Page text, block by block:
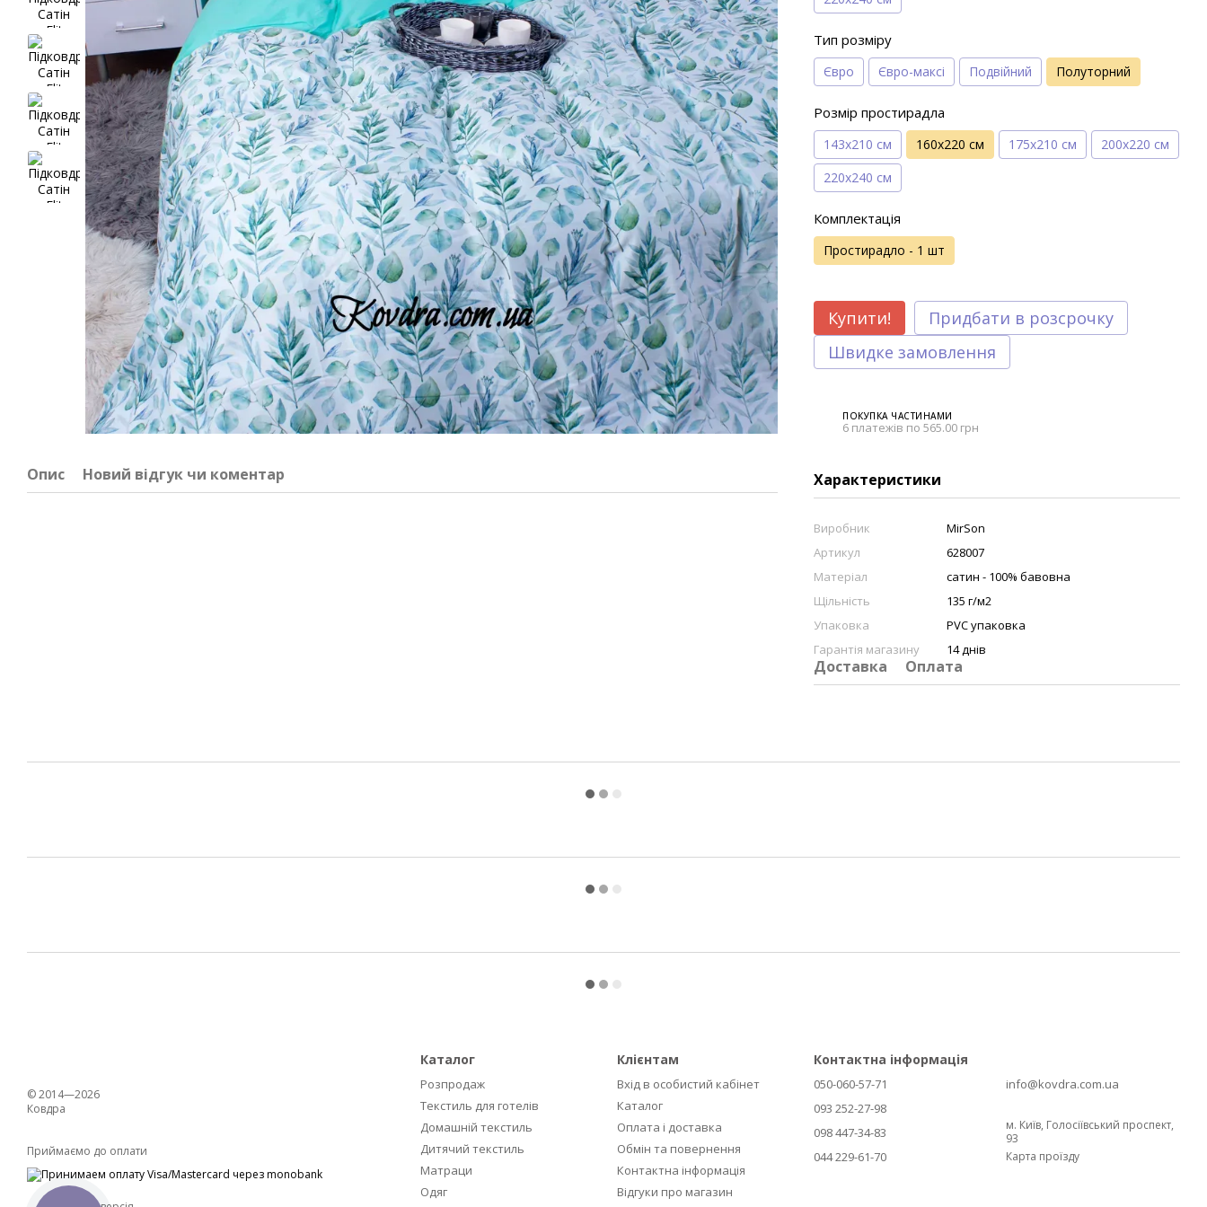
Опис Новий відгук чи коментар
Тип розміру
Євро Євро-максі Подвійний Полуторний
Розмір простирадла
143х210 см 160х220 см 175х210 см
200х220 см
220х240 см
Комплектація
Простирадло - 1 шт
Купити!
Придбати в розсрочку
Швидке замовлення
ПОКУПКА ЧАСТИНАМИ
6 платежів по 565.00 грн
Характеристики
Виробник
MirSon
Артикул
628007
Матеріал
сатин - 100% бавовна
Щільність
135 г/м2
Упаковка
PVC упаковка
Гарантія магазину
14 днів
Доставка Оплата
© 2014—2026
Ковдра
Приймаємо до оплати
Каталог
Розпродаж
Текстиль для готелів
Домашній текстиль
Дитячий текстиль
Матраци
Одяг
Клієнтам
Вхід в особистий кабінет
Каталог
Оплата і доставка
Обмін та повернення
Контактна інформація
Відгуки про магазин
Контактна інформація
050-060-57-71
093 252-27-98
098 447-34-83
044 229-61-70
info@kovdra.com.ua
м. Київ, Голосіївський проспект,
93
Карта проїзду